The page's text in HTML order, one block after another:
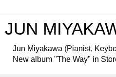
JUN
Jun Miyakawa (Pianist,
New album "The Way" in